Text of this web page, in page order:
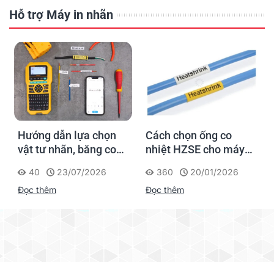
Hỗ trợ Máy in nhãn
Hướng dẫn lựa chọn
vật tư nhãn, băng co
Supvan G15M Pro
40
23/07/2026
Đọc thêm
Cách chọn ống co
nhiệt HZSE cho máy in
360
20/01/2026
Đọc thêm